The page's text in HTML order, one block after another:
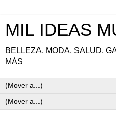
MIL IDEAS
BELLEZA, MODA, SALUD,
MÁS